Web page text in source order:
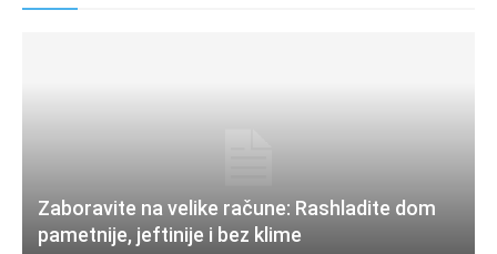
Zaboravite na velike račune: Rashladite dom
pametnije, jeftinije i bez klime